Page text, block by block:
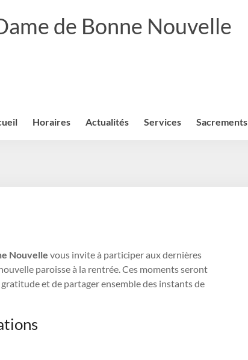
de Bonne Nouvelle
Horaires Actualités Services Sacrements
Nouvelle vous invite à participer aux dernières
paroisse à la rentrée. Ces moments seront
et de partager ensemble des instants de